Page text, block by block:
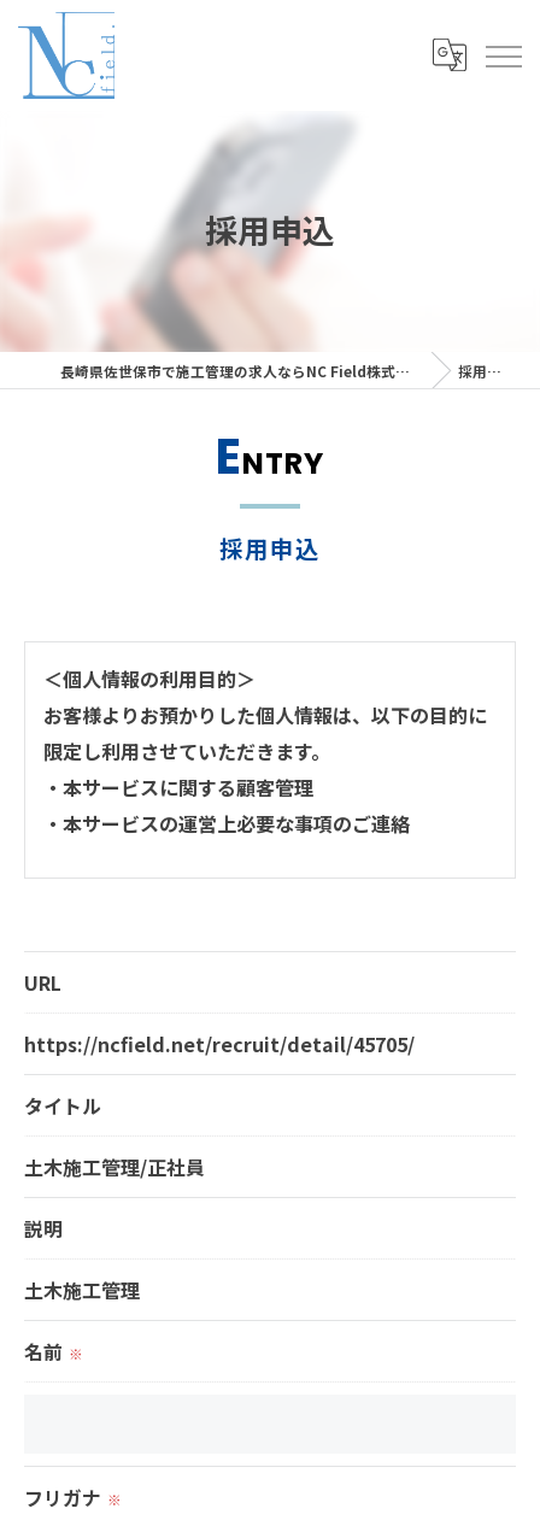
採用申込
長崎県佐世保市で施工管理の求人ならNC Field株式会社 採用申込
採用申込
ENTRY
＜個人情報の利用目的＞
お客様よりお預かりした個人情報は、以下の目的に
限定し利用させていただきます。
・本サービスに関する顧客管理
・本サービスの運営上必要な事項のご連絡
ません。
＜個人情報の委託について＞
個人情報を外部に委託する場合があります。
これらの委託先に対しては個人情報保護契約等の措
＜個人情報の安全管理＞
当社では、個人情報の漏洩等がなされないよう、適
＜個人情報を与えなかった場合に生じる結果＞
必要な情報を頂けない場合は、それに対応した当社
URL
https://ncfield.net/recruit/detail/45705/
タイトル
土木施工管理/正社員
説明
土木施工管理
名前 ※
フリガナ ※